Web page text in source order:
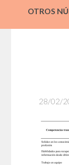
OTROS
28/02/